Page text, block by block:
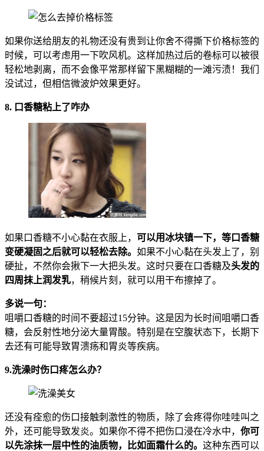
如果你送给朋友的礼物还没有贵到让你舍不得撕下价格标签的
时候，可以考虑用一下吹风机。这样加热过后的卷标可以被很
轻松地剥离，而不会像平常那样留下黑糊糊的一滩污渍！我们
没试过，但相信微波炉效果更好。
8. 口香糖粘上了咋办
如果口香糖不小心黏在衣服上， 可以用冰块镇一下，等口香糖
变硬凝固之后就可以轻松去除。 如果不小心黏在头发上了，别
硬扯，不然你会揪下一大把头发。这时只要在口香糖及头发的
四周抹上润发乳，稍候片刻，就可以用干布擦掉了。
多说一句：
咀嚼口香糖的时间不要超过15分钟。这是因为长时间咀嚼口香
糖，会反射性地分泌大量胃酸。特别是在空腹状态下，长期下
去还有可能导致胃溃疡和胃炎等疾病。
9.洗澡时伤口疼怎么办？
还没有痊愈的伤口接触刺激性的物质，除了会疼得你哇哇叫之
外，还可能导致发炎。如果你不得不把伤口浸在冷水中， 你可
以先涂抹一层中性的油质物，比如面霜什么的。 这种东西可以